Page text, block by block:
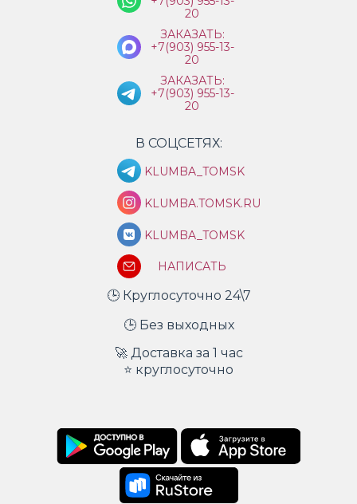
20
ЗАКАЗАТЬ:
+7(903) 955-13-
20
ЗАКАЗАТЬ:
+7(903) 955-13-
20
В СОЦСЕТЯХ:
KLUMBA_TOMSK
KLUMBA.TOMSK.RU
KLUMBA_TOMSK
НАПИСАТЬ
🕒 Круглосуточно 24\7
🕒 Без выходных
🚀 Доставка за 1 час
⭐ круглосуточно